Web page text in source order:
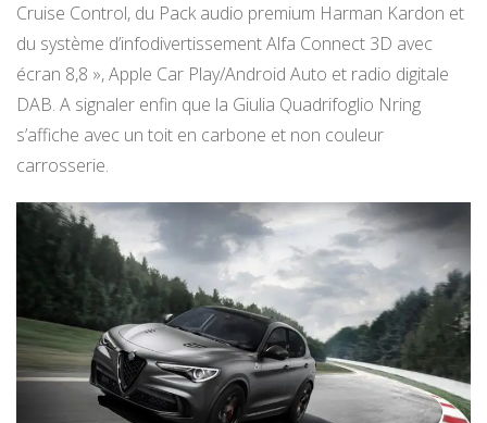
Cruise Control, du Pack audio premium Harman Kardon et
du système d’infodivertissement Alfa Connect 3D avec
écran 8,8 », Apple Car Play/Android Auto et radio digitale
DAB. A signaler enfin que la Giulia Quadrifoglio Nring
s’affiche avec un toit en carbone et non couleur
carrosserie.